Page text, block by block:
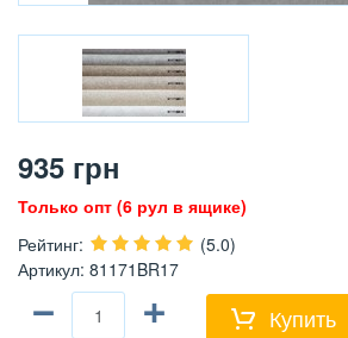
935 грн
Только опт (6 рул в ящике)
Рейтинг:
(5.0)
Артикул: 81171BR17
− + Купить